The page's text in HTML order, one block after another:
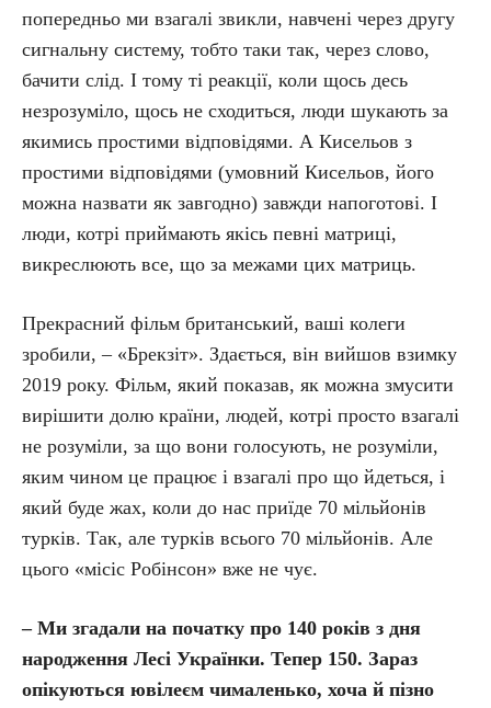
попередньо ми взагалі звикли, навчені через другу
сигнальну систему, тобто таки так, через слово,
бачити слід. І тому ті реакції, коли щось десь
незрозуміло, щось не сходиться, люди шукають за
якимись простими відповідями. А Кисельов з
простими відповідями (умовний Кисельов, його
можна назвати як завгодно) завжди напоготові. І
люди, котрі приймають якісь певні матриці,
викреслюють все, що за межами цих матриць.
Прекрасний фільм британський, ваші колеги
зробили, – «Брекзіт». Здається, він вийшов взимку
2019 року. Фільм, який показав, як можна змусити
вирішити долю країни, людей, котрі просто взагалі
не розуміли, за що вони голосують, не розуміли,
яким чином це працює і взагалі про що йдеться, і
який буде жах, коли до нас приїде 70 мільйонів
турків. Так, але турків всього 70 мільйонів. Але
цього «місіс Робінсон» вже не чує.
– Ми згадали на початку про 140 років з дня
народження Лесі Українки. Тепер 150. Зараз
опікуються ювілеєм чималенько, хоча й пізно